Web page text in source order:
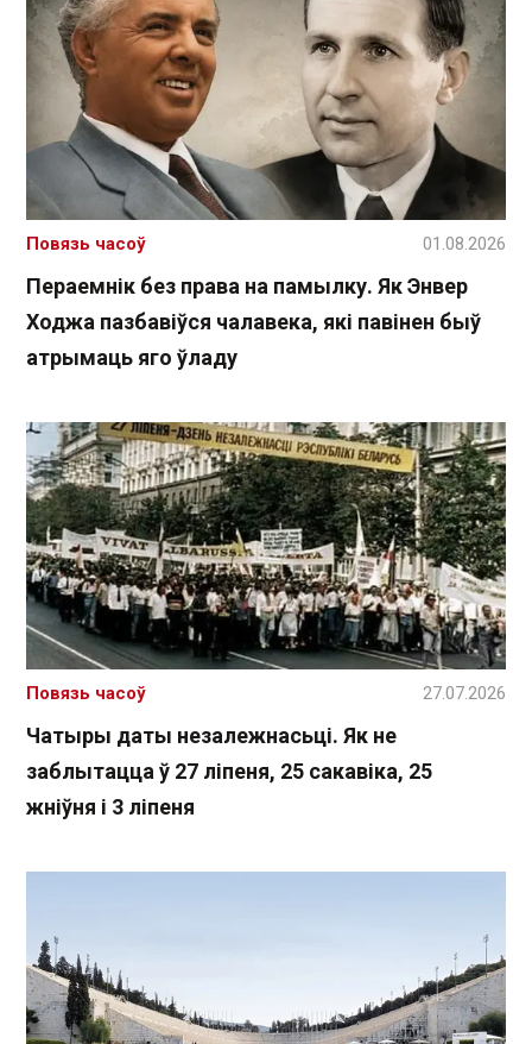
Пераемнік без права на памылку. Як Энвер
Ходжа пазбавіўся чалавека, які павінен быў
атрымаць яго ўладу
Повязь часоў 01.08.2026
Чатыры даты незалежнасьці. Як не
заблытацца ў 27 ліпеня, 25 сакавіка, 25
жніўня і 3 ліпеня
Повязь часоў 27.07.2026